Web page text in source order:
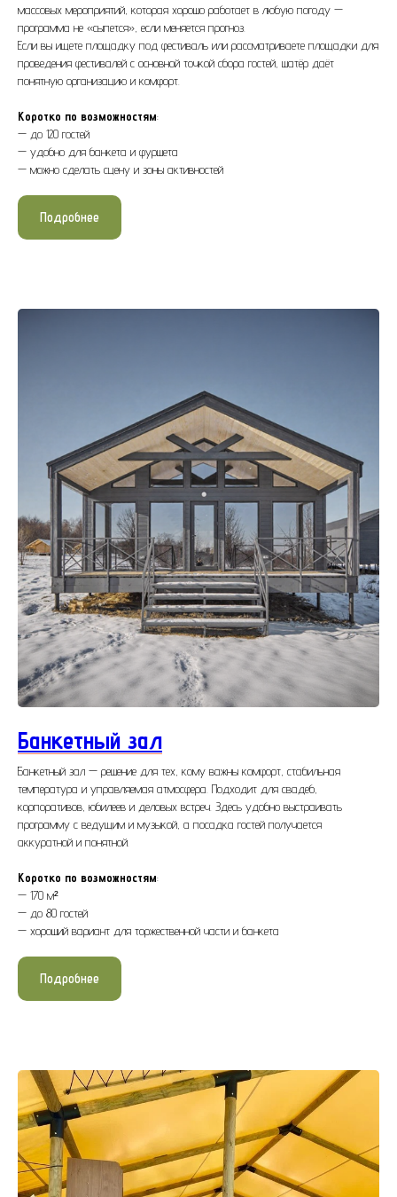
массовых мероприятий, которая хорошо работает в любую погоду —
программа не «сыпется», если меняется прогноз.
Если вы ищете площадку под фестиваль или рассматриваете площадки для
проведения фестивалей с основной точкой сбора гостей, шатёр даёт
понятную организацию и комфорт.
Коротко по возможностям:
— до 120 гостей
— удобно для банкета и фуршета
— можно сделать сцену и зоны активностей
Подробнее
Банкетный зал
Банкетный зал — решение для тех, кому важны комфорт, стабильная
температура и управляемая атмосфера. Подходит для свадеб,
корпоративов, юбилеев и деловых встреч. Здесь удобно выстраивать
программу с ведущим и музыкой, а посадка гостей получается
аккуратной и понятной.
Коротко по возможностям:
— 170 м²
— до 80 гостей
— хороший вариант для торжественной части и банкета
Подробнее